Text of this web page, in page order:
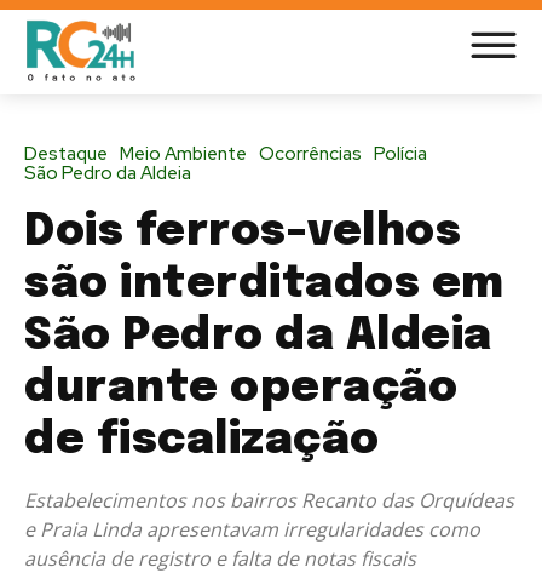
Destaque Meio Ambiente Ocorrências Polícia
São Pedro da Aldeia
Dois ferros-velhos
são interditados em
São Pedro da Aldeia
durante operação
de fiscalização
Estabelecimentos nos bairros Recanto das Orquídeas
e Praia Linda apresentavam irregularidades como
ausência de registro e falta de notas fiscais